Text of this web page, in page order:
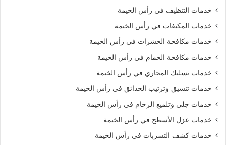
خدمات التنظيف في رأس الخيمة
خدمات المكيفات في رأس الخيمة
خدمات مكافحة الحشرات في رأس الخيمة
خدمات مكافحة الحمام في رأس الخيمة
خدمات تسليك المجاري في رأس الخيمة
خدمات تنسيق وترتيب الحدائق في رأس الخيمة
خدمات جلي وتلميع الرخام في رأس الخيمة
خدمات عزل الأسطح في رأس الخيمة
خدمات كشف التسربات في رأس الخيمة